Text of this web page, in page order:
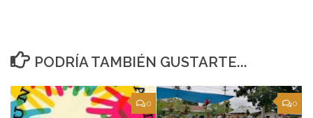
PODRÍA TAMBIÉN GUSTARTE...
0 0